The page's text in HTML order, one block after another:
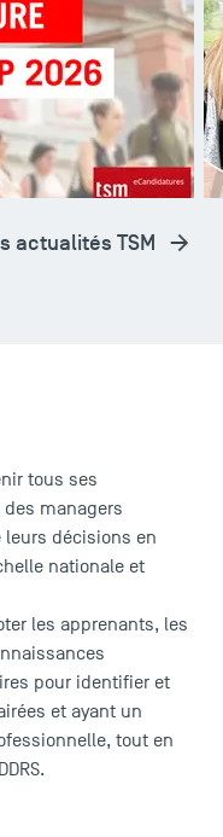
actualités TSM
tous ses
managers
leurs décisions en
nationale et
les apprenants, les
pour identifier et
et ayant un
tout en